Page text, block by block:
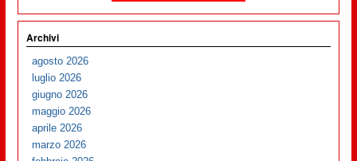
Archivi
agosto 2026
luglio 2026
giugno 2026
maggio 2026
aprile 2026
marzo 2026